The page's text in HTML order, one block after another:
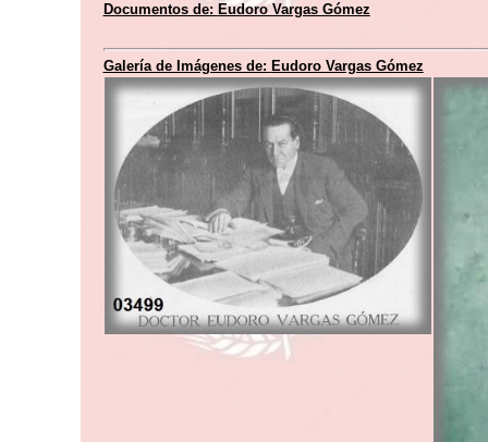
Documentos de: Eudoro Vargas Gómez
Galería de Imágenes de: Eudoro Vargas Gómez